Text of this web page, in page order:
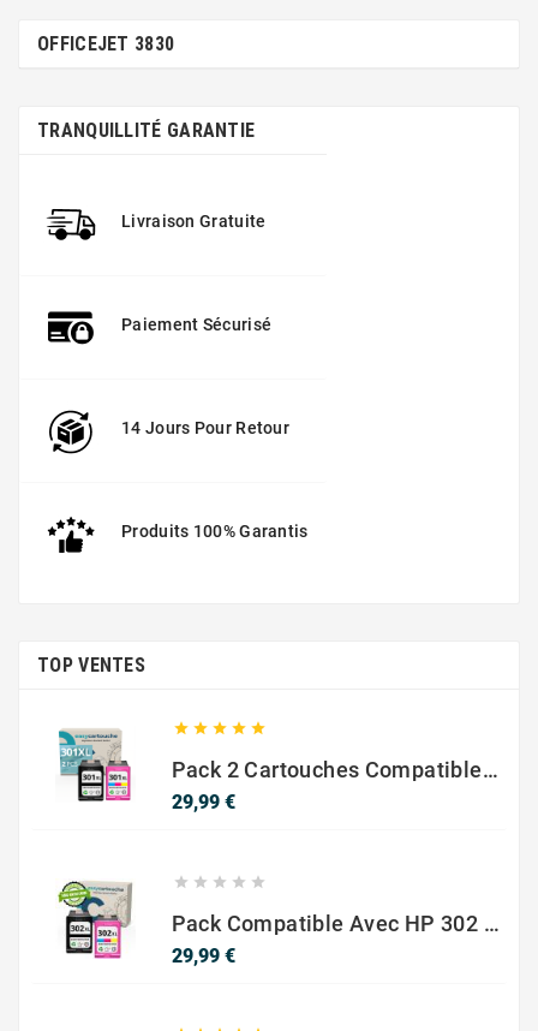
OFFICEJET 3830
TRANQUILLITÉ GARANTIE
Livraison Gratuite
Paiement Sécurisé
14 Jours Pour Retour
Produits 100% Garantis
TOP VENTES
    
Pack 2 Cartouches Compatible Avec HP 301 XL Noir Et Couleur
29,99 €Prix
    
Pack Compatible Avec HP 302 XL Noir Et Couleur - SANS NIVEAU ENCRE
29,99 €Prix